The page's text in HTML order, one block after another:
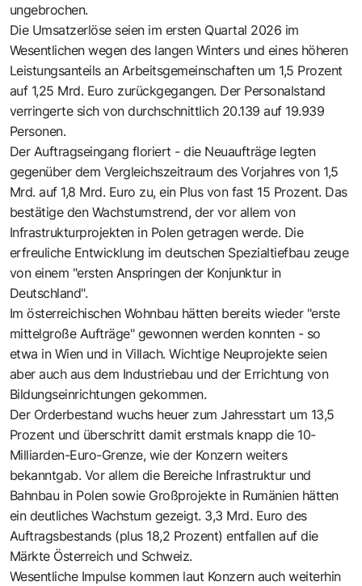
ungebrochen.
Die Umsatzerlöse seien im ersten Quartal 2026 im
Wesentlichen wegen des langen Winters und eines höheren
Leistungsanteils an Arbeitsgemeinschaften um 1,5 Prozent
auf 1,25 Mrd. Euro zurückgegangen. Der Personalstand
verringerte sich von durchschnittlich 20.139 auf 19.939
Personen.
Der Auftragseingang floriert - die Neuaufträge legten
gegenüber dem Vergleichszeitraum des Vorjahres von 1,5
Mrd. auf 1,8 Mrd. Euro zu, ein Plus von fast 15 Prozent. Das
bestätige den Wachstumstrend, der vor allem von
Infrastrukturprojekten in Polen getragen werde. Die
erfreuliche Entwicklung im deutschen Spezialtiefbau zeuge
von einem "ersten Anspringen der Konjunktur in
Deutschland".
Im österreichischen Wohnbau hätten bereits wieder "erste
mittelgroße Aufträge" gewonnen werden konnten - so
etwa in Wien und in Villach. Wichtige Neuprojekte seien
aber auch aus dem Industriebau und der Errichtung von
Bildungseinrichtungen gekommen.
Der Orderbestand wuchs heuer zum Jahresstart um 13,5
Prozent und überschritt damit erstmals knapp die 10-
Milliarden-Euro-Grenze, wie der Konzern weiters
bekanntgab. Vor allem die Bereiche Infrastruktur und
Bahnbau in Polen sowie Großprojekte in Rumänien hätten
ein deutliches Wachstum gezeigt. 3,3 Mrd. Euro des
Auftragsbestands (plus 18,2 Prozent) entfallen auf die
Märkte Österreich und Schweiz.
Wesentliche Impulse kommen laut Konzern auch weiterhin